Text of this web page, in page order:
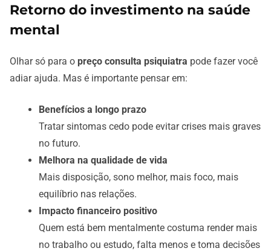
Retorno do investimento na saúde
mental
Olhar só para o preço consulta psiquiatra pode fazer você
adiar ajuda. Mas é importante pensar em:
Benefícios a longo prazo
Tratar sintomas cedo pode evitar crises mais graves
no futuro.
Melhora na qualidade de vida
Mais disposição, sono melhor, mais foco, mais
equilíbrio nas relações.
Impacto financeiro positivo
Quem está bem mentalmente costuma render mais
no trabalho ou estudo, falta menos e toma decisões